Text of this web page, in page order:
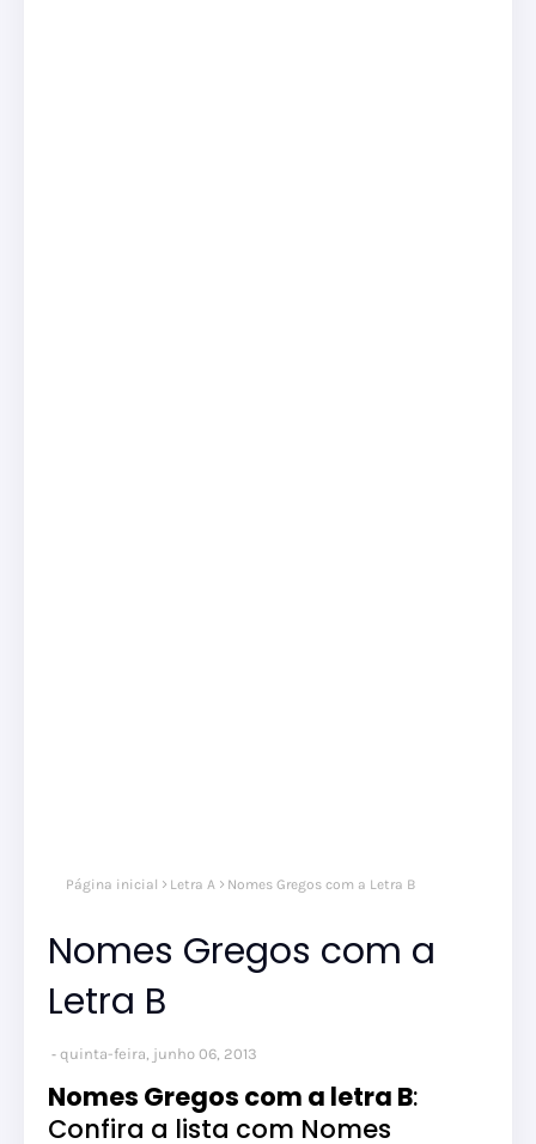
Página inicial Letra A Nomes Gregos com a Letra B
Nomes Gregos com a
Letra B
quinta-feira, junho 06, 2013
Nomes Gregos com a letra B:
Confira a lista com Nomes